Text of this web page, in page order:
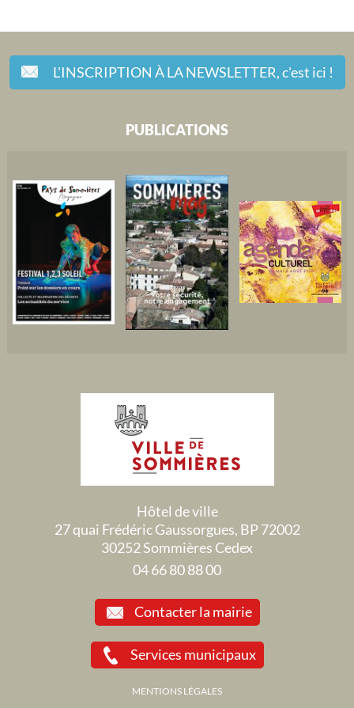
L'INSCRIPTION À LA NEWSLETTER,c'est ici !
PUBLICATIONS
Hôtel de ville
27 quai Frédéric Gaussorgues, BP 72002
30252 Sommières Cedex
04 66 80 88 00
Contacter la mairie
Services municipaux
MENTIONS LÉGALES